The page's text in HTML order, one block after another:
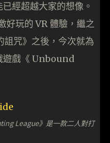
經超越大家的想像。
好玩的 VR 體驗，繼之
詛咒》之後，今次就為
遊戲《 Unbound
League》是一款二人對打